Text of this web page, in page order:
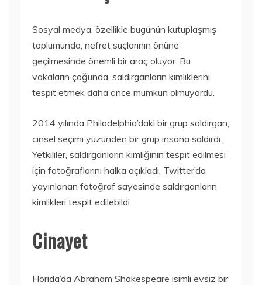
Sosyal medya, özellikle bugünün kutuplaşmış
toplumunda, nefret suçlarının önüne
geçilmesinde önemli bir araç oluyor. Bu
vakaların çoğunda, saldırganların kimliklerini
tespit etmek daha önce mümkün olmuyordu.
2014 yılında Philadelphia’daki bir grup saldırgan,
cinsel seçimi yüzünden bir grup insana saldırdı.
Yetkililer, saldırganların kimliğinin tespit edilmesi
için fotoğraflarını halka açıkladı. Twitter’da
yayınlanan fotoğraf sayesinde saldırganların
kimlikleri tespit edilebildi.
Cinayet
Florida’da Abraham Shakespeare isimli evsiz bir